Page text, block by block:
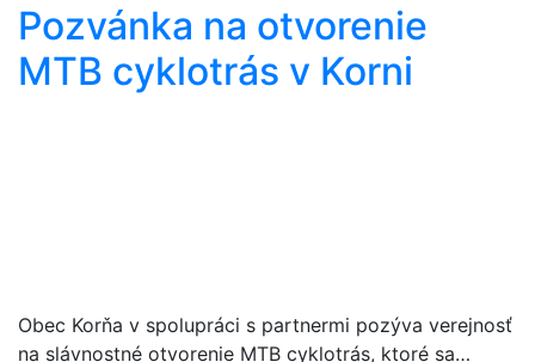
Pozvánka na otvorenie
MTB cyklotrás v Korni
Obec Korňa v spolupráci s partnermi pozýva verejnosť
na slávnostné otvorenie MTB cyklotrás, ktoré sa…